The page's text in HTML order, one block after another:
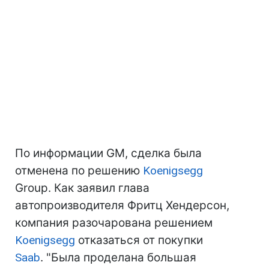
По информации GM, сделка была
отменена по решению Koenigsegg
Group. Как заявил глава
автопроизводителя Фритц Хендерсон,
компания разочарована решением
Koenigsegg отказаться от покупки
Saab. "Была проделана большая